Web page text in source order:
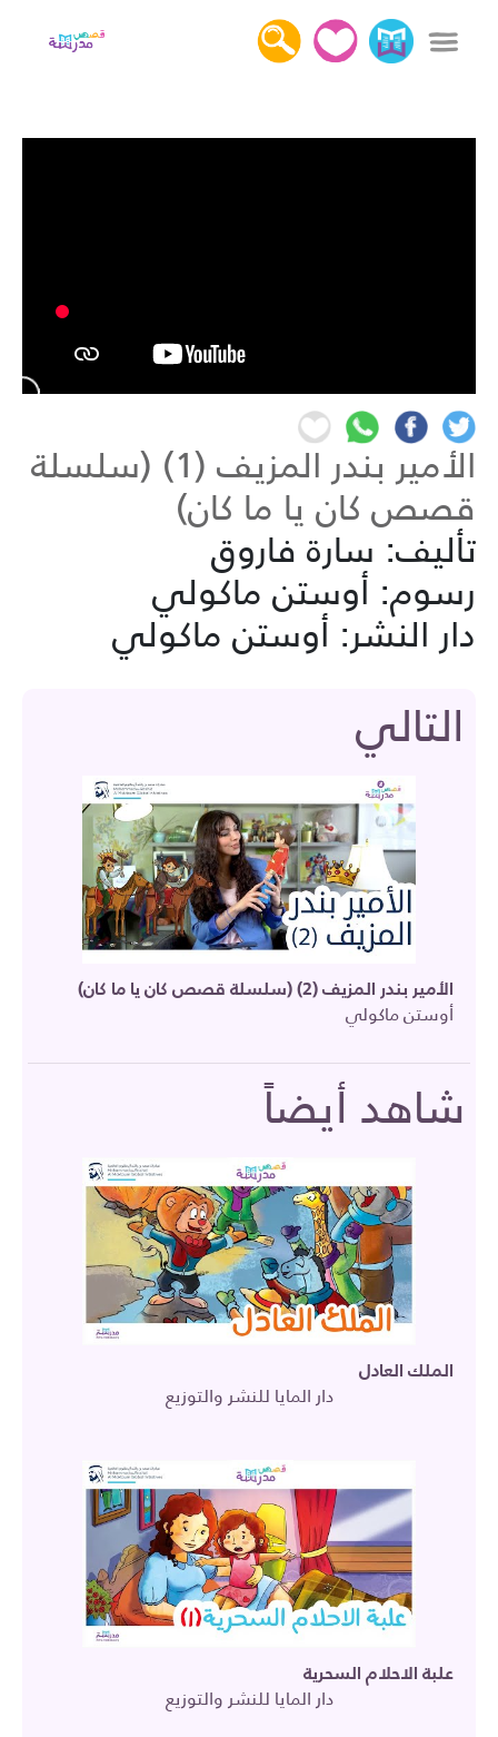
x
التالي
الأمير بندر المزيف (2) (سلسلة قصص كان يا ما كان)
أوستن ماكولي
شاهد أيضاً
الملك العادل
دار المايا للنشر والتوزيع
علبة الاحلام السحرية
دار المايا للنشر والتوزيع
الأمير بندر المزيف (1) (سلسلة
قصص كان يا ما كان)
تأليف: سارة فاروق
رسوم: أوستن ماكولي
دار النشر: أوستن ماكولي